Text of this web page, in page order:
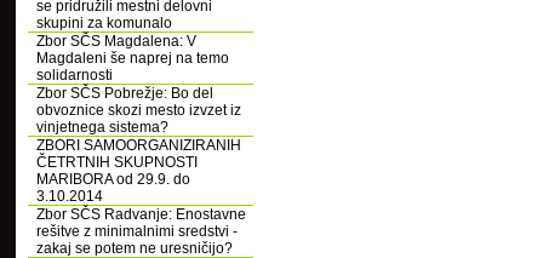
se pridružili mestni delovni
skupini za komunalo
Zbor SČS Magdalena: V
Magdaleni še naprej na temo
solidarnosti
Zbor SČS Pobrežje: Bo del
obvoznice skozi mesto izvzet iz
vinjetnega sistema?
ZBORI SAMOORGANIZIRANIH
ČETRTNIH SKUPNOSTI
MARIBORA od 29.9. do
3.10.2014
Zbor SČS Radvanje: Enostavne
rešitve z minimalnimi sredstvi -
zakaj se potem ne uresničijo?